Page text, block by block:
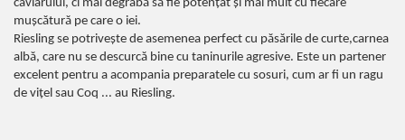
caviarului, ci mai degrabă să fie potențat și mai mult cu fiecare
mușcătură pe care o iei.
Riesling se potrivește de asemenea perfect cu păsările de curte,carnea
albă, care nu se descurcă bine cu taninurile agresive. Este un partener
excelent pentru a acompania preparatele cu sosuri, cum ar fi un ragu
de vițel sau Coq ... au Riesling.